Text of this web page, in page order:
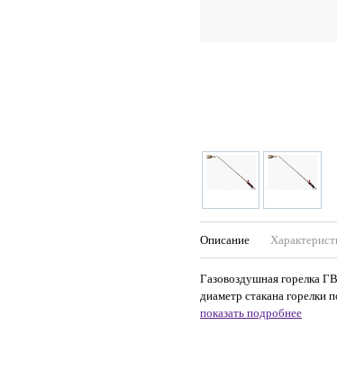
Описание
Газовоздушная горелка
диаметр стакана горелки
показать подробнее